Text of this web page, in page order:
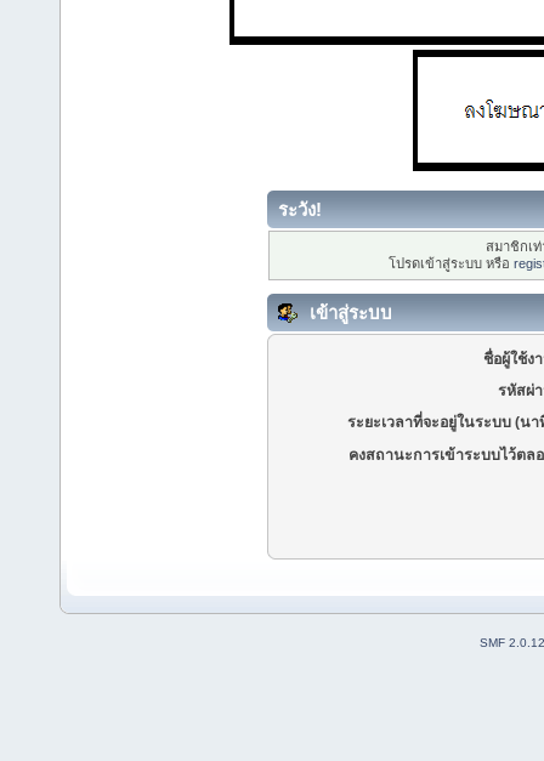
ระวัง!
สมาชิกเ
โปรดเข้าสู่ระบบ หรือ
เข้าสู่ระบบ
ชื่อผู้ใช้ง
รหัสผ่
ระยะเวลาที่จะอยู่ในระบบ (นา
คงสถานะการเข้าระบบไว้ตล
SMF 2.0.12